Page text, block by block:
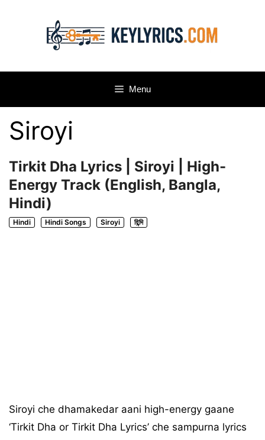
Menu
Siroyi
Tirkit Dha Lyrics | Siroyi | High-
Energy Track (English, Bangla,
Hindi)
Hindi Hindi Songs Siroyi হিন্দি
Siroyi che dhamakedar aani high-energy gaane
‘Tirkit Dha or Tirkit Dha Lyrics’ che sampurna lyrics